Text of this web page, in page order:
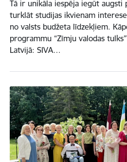
Tā ir unikāla iespēja iegūt
turklāt studijas ikvienam
no valsts budžeta līdzekļiem.
programmu “Zīmju valodas
Latvijā: SIVA…